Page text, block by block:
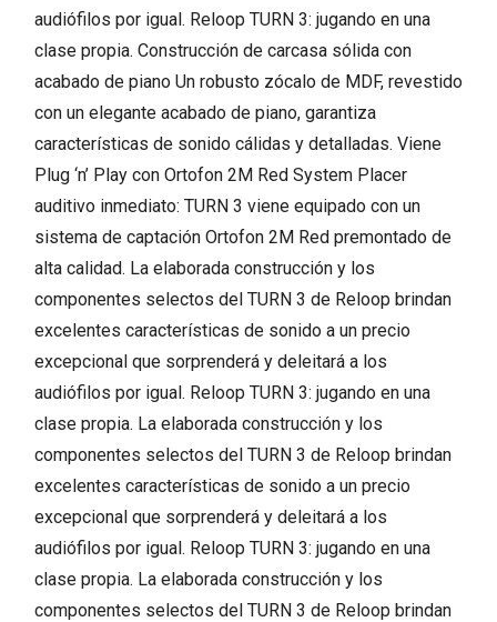
audiófilos por igual. Reloop TURN 3: jugando en una
clase propia. Construcción de carcasa sólida con
acabado de piano Un robusto zócalo de MDF, revestido
con un elegante acabado de piano, garantiza
características de sonido cálidas y detalladas. Viene
Plug ‘n’ Play con Ortofon 2M Red System Placer
auditivo inmediato: TURN 3 viene equipado con un
sistema de captación Ortofon 2M Red premontado de
alta calidad. La elaborada construcción y los
componentes selectos del TURN 3 de Reloop brindan
excelentes características de sonido a un precio
excepcional que sorprenderá y deleitará a los
audiófilos por igual. Reloop TURN 3: jugando en una
clase propia. La elaborada construcción y los
componentes selectos del TURN 3 de Reloop brindan
excelentes características de sonido a un precio
excepcional que sorprenderá y deleitará a los
audiófilos por igual. Reloop TURN 3: jugando en una
clase propia. La elaborada construcción y los
componentes selectos del TURN 3 de Reloop brindan